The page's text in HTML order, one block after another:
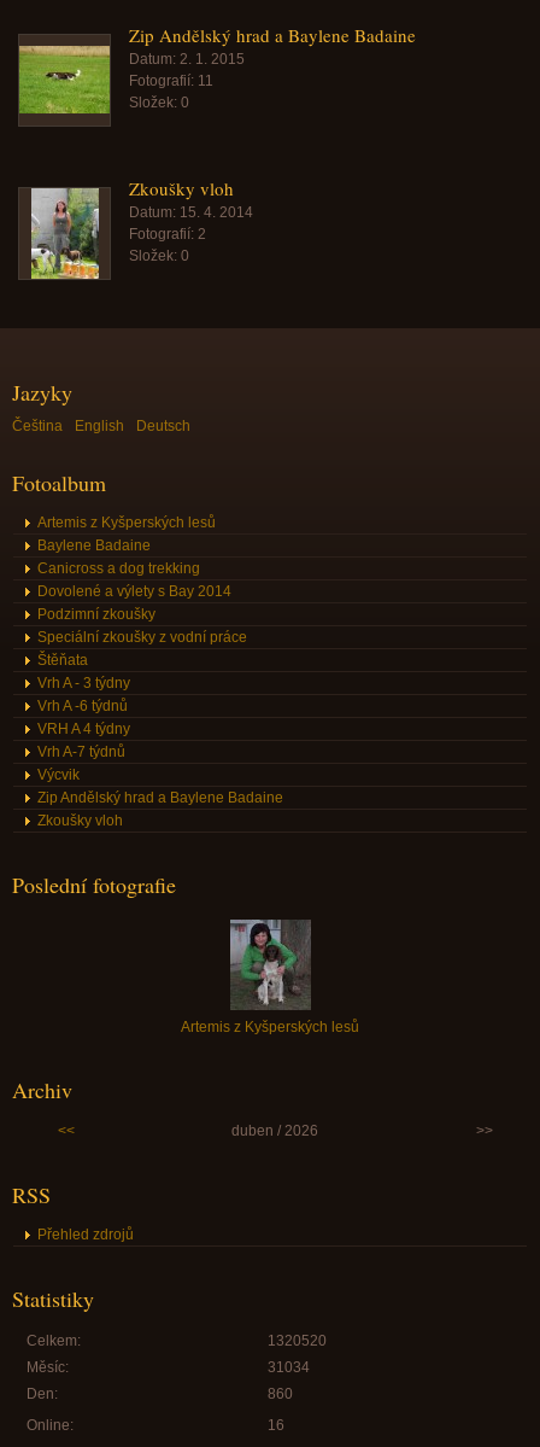
Zip Andělský hrad a Baylene Badaine
Datum: 2. 1. 2015
Fotografií: 11
Složek: 0
Zkoušky vloh
Datum: 15. 4. 2014
Fotografií: 2
Složek: 0
Jazyky
Čeština English Deutsch
Fotoalbum
Artemis z Kyšperských lesů
Baylene Badaine
Canicross a dog trekking
Dovolené a výlety s Bay 2014
Podzimní zkoušky
Speciální zkoušky z vodní práce
Štěňata
Vrh A - 3 týdny
Vrh A -6 týdnů
VRH A 4 týdny
Vrh A-7 týdnů
Výcvik
Zip Andělský hrad a Baylene Badaine
Zkoušky vloh
Poslední fotografie
Artemis z Kyšperských lesů
Archiv
<< duben / 2026 >>
RSS
Přehled zdrojů
Statistiky
Online: 16
Celkem:
1320520
Měsíc:
31034
Den:
860